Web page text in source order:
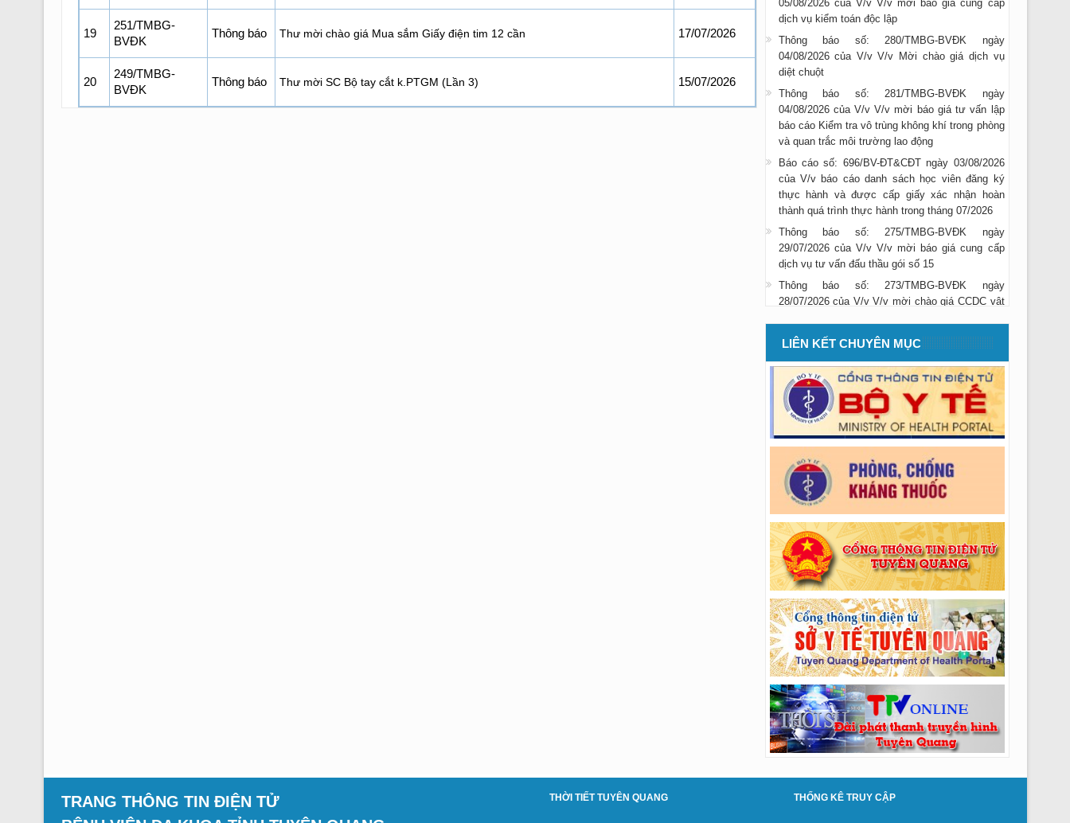
19
251/TMBG-
BVĐK
Thông báo Thư mời chào giá Mua sắm Giấy điện tim 12 cần 17/07/2026
20
249/TMBG-
BVĐK
Thông báo Thư mời SC Bộ tay cắt k.PTGM (Lần 3) 15/07/2026
dịch vụ kiểm toán độc lập
04/08/2026 của V/v V/v Mời chào giá dịch vụ
diệt chuột
04/08/2026 của V/v V/v mời báo giá tư vấn lập
báo cáo Kiểm tra vô trùng không khí trong phòng
và quan trắc môi trường lao động
của V/v báo cáo danh sách học viên đăng ký
thực hành và được cấp giấy xác nhận hoàn
thành quá trình thực hành trong tháng 07/2026
29/07/2026 của V/v V/v mời báo giá cung cấp
dịch vụ tư vấn đấu thầu gói số 15
28/07/2026 của V/v V/v mời chào giá CCDC vật
rẻ mau hỏng dùng cho công tác vệ s
Thông báo số: 274/TMBG-BVĐK ngày
28/07/2026 của V/v TM SC Hệ thống máy chụp
cắt lớp vi tính CT Scanner 32 lát cắt
Thông báo số: 272/TMBG-BVĐK ngày
27/07/2026 của V/v Thư mời kiểm định các máy
thận
Thông báo số: 268/TMBG-BVĐK ngày
24/07/2026 của V/v Thư mời khí nén và dây áp
lực p.VTTBYT
Thông báo số: 269/TMBG-BVĐK ngày
24/07/2026 của V/v Thư mời mũi khoan vít
Thông báo số: 270/TMBG-BVĐK ngày
24/07/2026 của V/v Thư mời MS dù bve tắc
mạch ngoại biên k.CĐHA (lần 2)
Thông báo số: 262/TMBG-BVĐK ngày
23/07/2026 của V/v TM thuê Phantom hiệu
chuẩn TB khoa CĐHA
Thông báo số: 263/TMBG-BVĐK ngày
23/07/2026 của V/v V/v Mời chào giá bảo
dưỡng HT Thang máy
Thông báo số: 260/TMBG-BVĐK ngày
21/07/2026 của V/v V/v Mời chào giá vận
chuyển và xử lý rác sinh hoạt
Kế hoạch số: 123/KH-BV ngày 21/07/2026 của
LIÊN KẾT CHUYÊN MỤC
TRANG THÔNG TIN ĐIỆN TỬ
THỜI TIẾT TUYÊN QUANG THỐNG KÊ TRUY CẬP